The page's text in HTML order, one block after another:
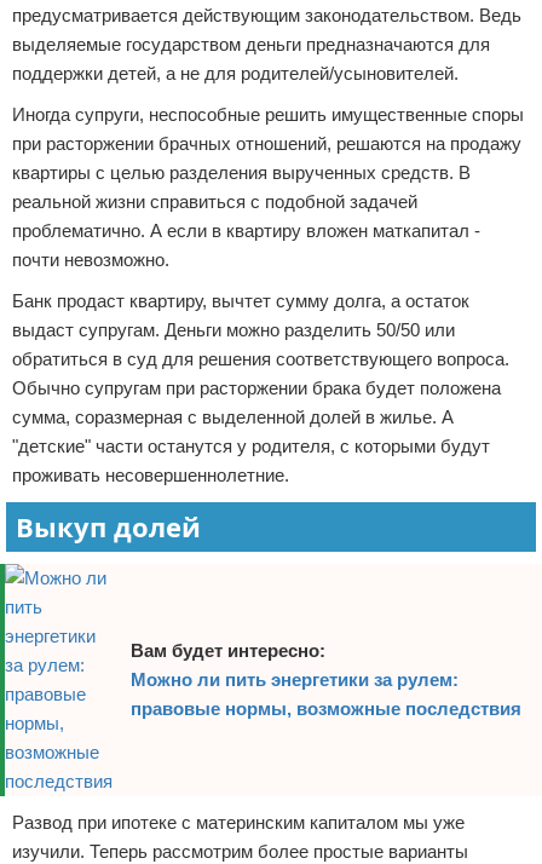
предусматривается действующим законодательством. Ведь
выделяемые государством деньги предназначаются для
поддержки детей, а не для родителей/усыновителей.
Иногда супруги, неспособные решить имущественные споры
при расторжении брачных отношений, решаются на продажу
квартиры с целью разделения вырученных средств. В
реальной жизни справиться с подобной задачей
проблематично. А если в квартиру вложен маткапитал -
почти невозможно.
Банк продаст квартиру, вычтет сумму долга, а остаток
выдаст супругам. Деньги можно разделить 50/50 или
обратиться в суд для решения соответствующего вопроса.
Обычно супругам при расторжении брака будет положена
сумма, соразмерная с выделенной долей в жилье. А
"детские" части останутся у родителя, с которыми будут
проживать несовершеннолетние.
Выкуп долей
Вам будет интересно:
Можно ли пить энергетики за рулем:
правовые нормы, возможные последствия
Развод при ипотеке с материнским капиталом мы уже
изучили. Теперь рассмотрим более простые варианты